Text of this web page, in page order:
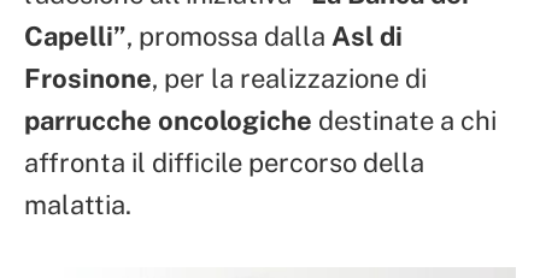
Capelli”, promossa dalla Asl di
Frosinone, per la realizzazione di
parrucche oncologiche destinate a chi
affronta il difficile percorso della
malattia.